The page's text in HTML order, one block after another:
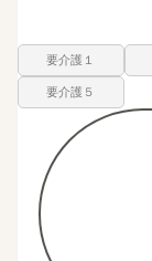
要介護１
要介護５